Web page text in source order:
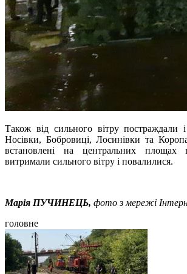
Також від сильного вітру постраждали
Носівки, Бобровиці, Лосинівки та
встановлені на центральних площах
витримали сильного вітру і повалилися.
Марія ПУЧИНЕЦЬ, фото з мережі
головне